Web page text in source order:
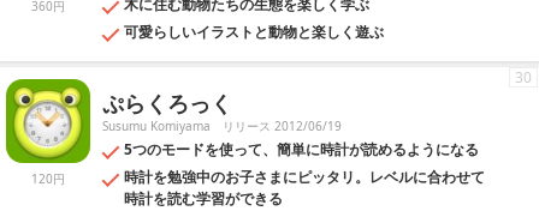
360円
木に住む動物たちの生態を楽しく学ぶ
可愛らしいイラストと動物と楽しく遊ぶ
120円
ぷらくろっく
Susumu Komiyama リリース 2012/06/19
5つのモードを使って、簡単に時計が読めるようになる
時計を勉強中のお子さまにピッタリ。レベルに合わせて
時計を読む学習ができる
30